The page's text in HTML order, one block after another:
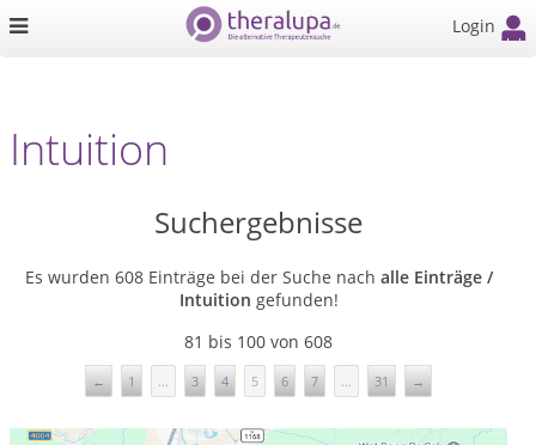
Login
Intuition
Suchergebnisse
Es wurden 608 Einträge bei der Suche nach alle Einträge /
Intuition gefunden!
81 bis 100 von 608
← 1 ... 3 4 5 6 7 ... 31 →